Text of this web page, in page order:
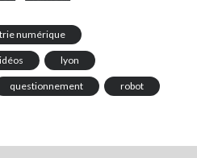
numérique
lyon
questionnement robot